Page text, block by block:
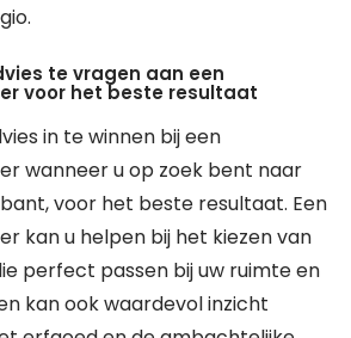
te vragen aan een
voor het beste resultaat
in te winnen bij een
wanneer u op zoek bent naar
voor het beste resultaat. Een
kan u helpen bij het kiezen van
perfect passen bij uw ruimte en
kan ook waardevol inzicht